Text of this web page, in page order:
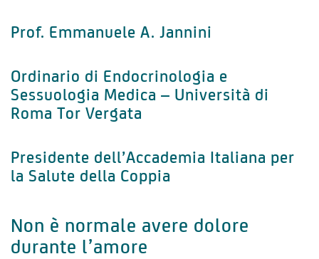
Prof. Emmanuele A. Jannini
Ordinario di Endocrinologia e
Sessuologia Medica – Università di
Roma Tor Vergata
Presidente dell’Accademia Italiana per
la Salute della Coppia
Non è normale avere dolore
durante l’amore